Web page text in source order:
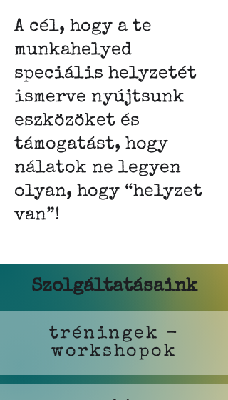
A cél, hogy a te
munkahelyed
speciális helyzetét
ismerve nyújtsunk
eszközöket és
támogatást, hogy
nálatok ne legyen
olyan, hogy “helyzet
van”!
Szolgáltatásaink
tréningek -
workshopok